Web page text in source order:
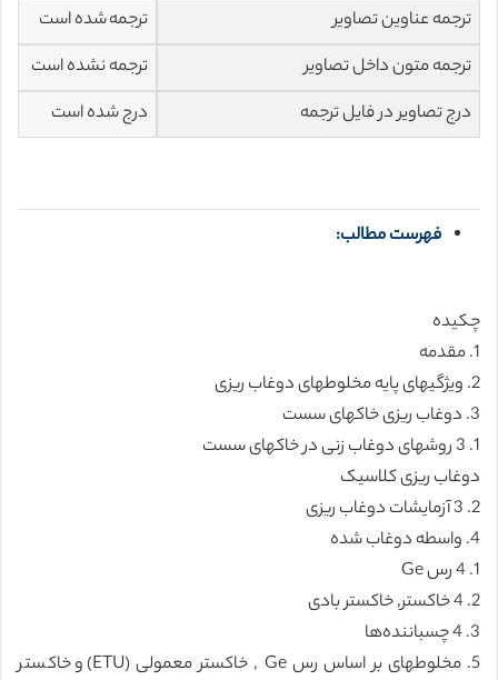
ترجمه عناوین تصاویر
ترجمه شده است
ترجمه متون داخل تصاویر
ترجمه نشده است
درج تصاویر در فایل ترجمه
درج شده است
فهرست مطالب:
چکیده
1. مقدمه
2. ویژگیهای پایه مخلوطهای دوغاب ریزی
3. دوغاب ریزی خاکهای سست
1. 3 روشهای دوغاب زنی در خاکهای سست
دوغاب ریزی کلاسیک
2. 3 آزمایشات دوغاب ریزی
4. واسطه دوغاب شده
1. 4 رس Ge
2. 4 خاکستر, خاکستر بادی
3. 4 چسباننده‌ها
5. مخلوطهای بر اساس رس Ge , خاکستر معمولی (ETU) و خاکستر